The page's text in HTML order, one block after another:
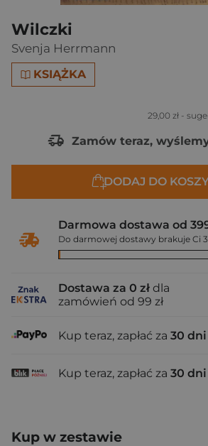
Wilczki
Svenja Herrmann
KSIĄŻKA
29,00 zł -
Zamów teraz,
DODAJ DO
Darmowa dostawa od
Do darmowej dostawy brakuje Ci
Dostawa za 0 zł dla
zamówień od 99 zł
Kup teraz, zapłać za 30 dni
Kup teraz, zapłać za 30 dni
Kup w zestawie